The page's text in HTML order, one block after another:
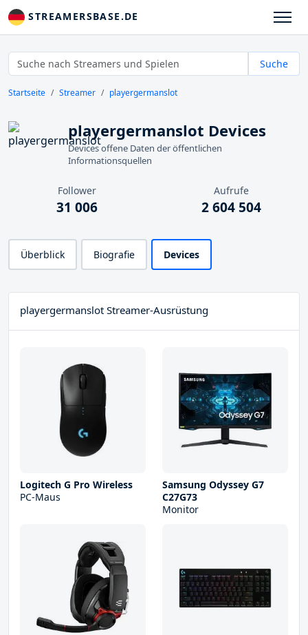
STREAMERSBASE.DE
Suche
Startseite Streamer playergermanslot
playergermanslot Devices
Devices offene Daten der öffentlichen
Informationsquellen
Follower
31 006
Aufrufe
2 604 504
Überblick Biografie Devices
playergermanslot Streamer-Ausrüstung
Logitech G Pro Wireless
PC-Maus
Samsung Odyssey G7
C27G73
Monitor